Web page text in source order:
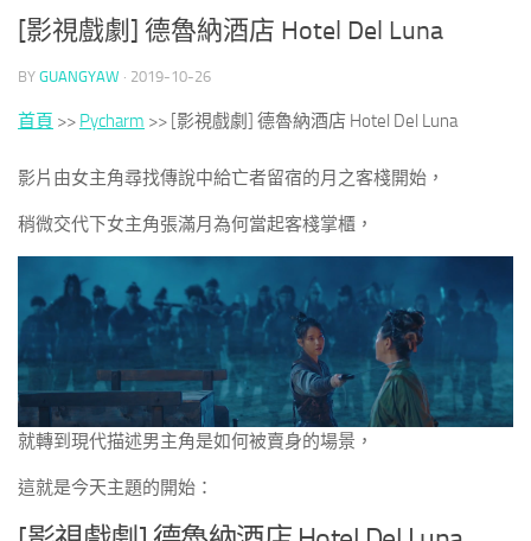
[影視戲劇] 德魯納酒店 Hotel Del Luna
BY GUANGYAW · 2019-10-26
首頁 >> Pycharm >> [影視戲劇] 德魯納酒店 Hotel Del Luna
影片由女主角尋找傳說中給亡者留宿的月之客棧開始，
稍微交代下女主角張滿月為何當起客棧掌櫃，
就轉到現代描述男主角是如何被賣身的場景，
這就是今天主題的開始：